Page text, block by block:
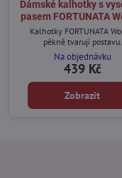
Dámské kalhotky s
pasem FORTUNATA
Kalhotky FORTUNATA
pěkně tvarují postavu.
Na objednávku
439 Kč
Zobrazit